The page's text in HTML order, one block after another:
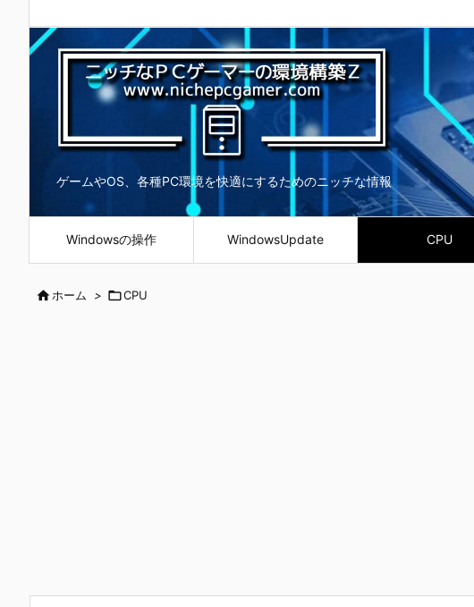
ゲームやOS、各種PC環境を快適にするためのニッチな情報
Windowsの操作 WindowsUpdate CPU
ホーム > CPU